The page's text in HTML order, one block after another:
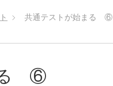
共通テストが始まる ⑥
る ⑥